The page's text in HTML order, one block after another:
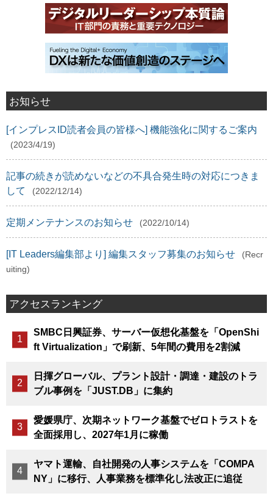
お知らせ
[インプレスID読者会員の皆様へ] 機能強化に関するご案内
(2023/4/19)
記事の続きが読めないなどの不具合発生時の対応につきま
して
(2022/12/14)
定期メンテナンスのお知らせ (2022/10/14)
[IT Leaders編集部より] 編集スタッフ募集のお知らせ
(Recr
uiting)
アクセスランキング
SMBC日興証券、サーバー仮想化基盤を「OpenShi
ft Virtualization」で刷新、5年間の費用を2割減
日揮グローバル、プラント設計・調達・建設のトラ
ブル事例を「JUST.DB」に集約
愛媛県庁、次期ネットワーク基盤でゼロトラストを
全面採用し、2027年1月に稼働
ヤマト運輸、自社開発の人事システムを「COMPA
NY」に移行、人事業務を標準化し法改正に追従